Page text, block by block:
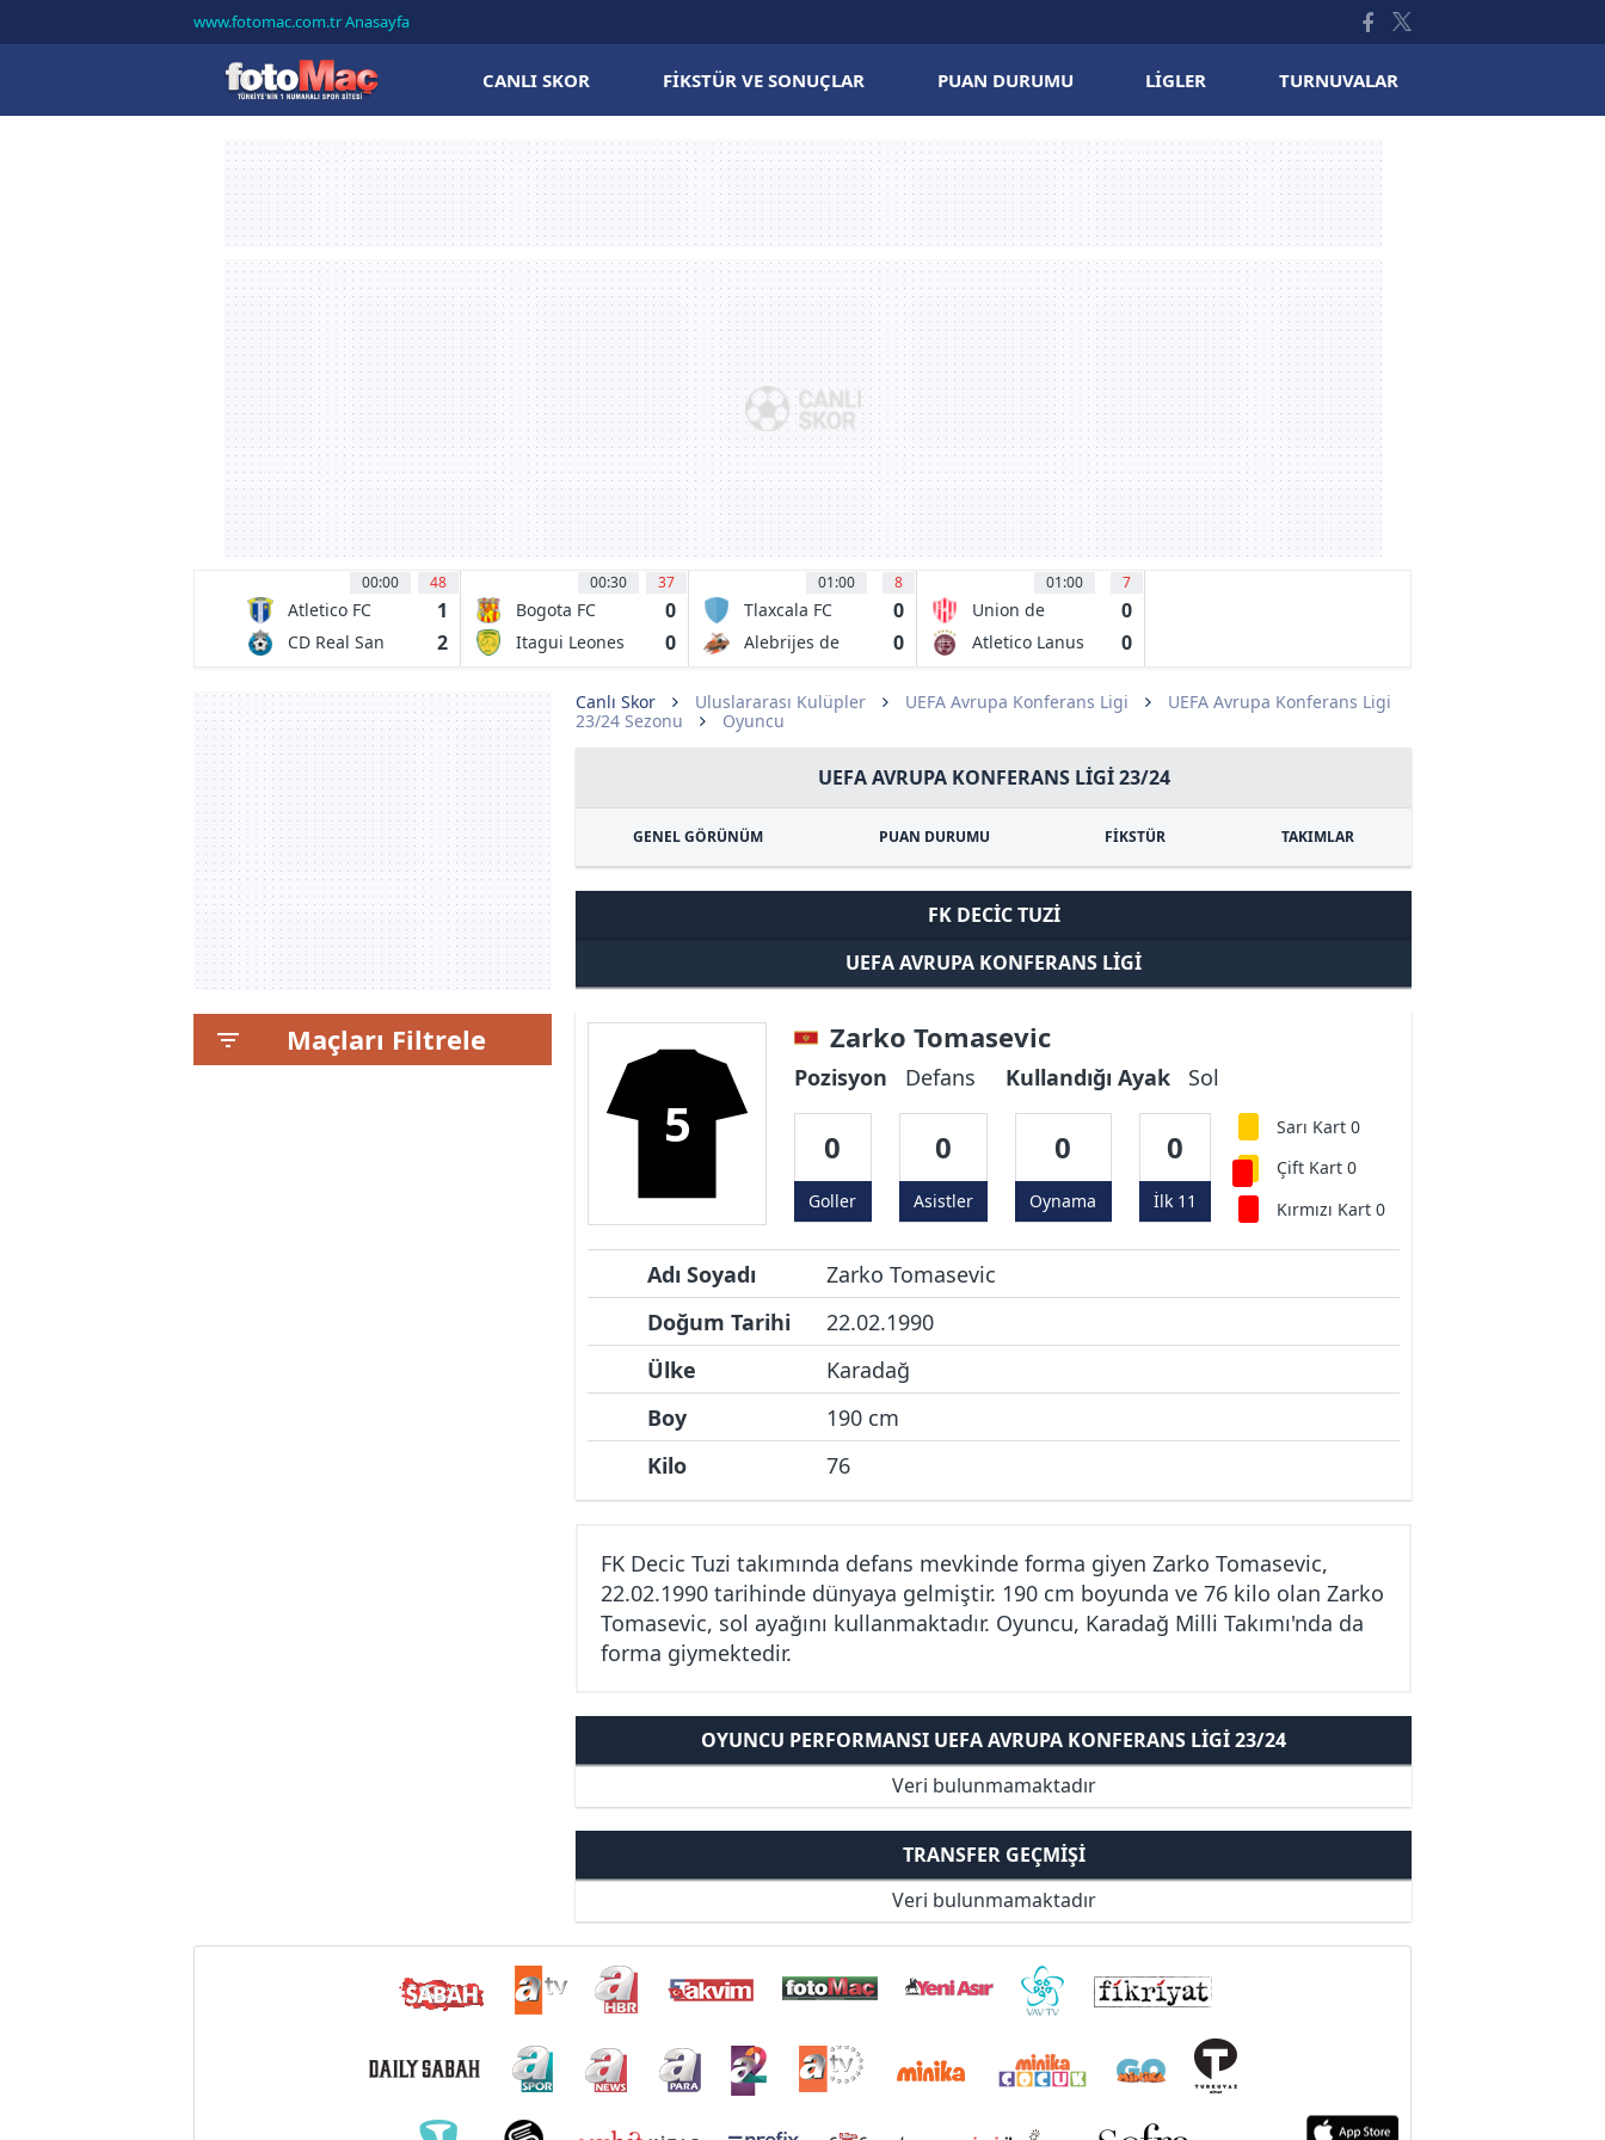
www.fotomac.com.tr Anasayfa
CANLI SKOR FIKSTÜR VE SONUÇLAR PUAN DURUMU LIGLER TURNUVALAR
00:00 48
Atletico FC 1
CD Real San
2
00:30 37
Bogota FC 0
Itagui Leones
0
01:00 8
Tlaxcala FC 0
Alebrijes de
0
01:00 7
Union de
Santa Fe
0
Atletico Lanus 0
Maçları Filtrele
Canlı Skor Uluslararası Kulüpler UEFA Avrupa Konferans Ligi
UEFA Avrupa Konferans Ligi
23/24 Sezonu
Oyuncu
UEFA AVRUPA KONFERANS LIGI 23/24
GENEL GÖRÜNÜM PUAN DURUMU FİKSTÜR TAKIMLAR
FK DECIC TUZI
UEFA AVRUPA KONFERANS LIGI
5
Zarko Tomasevic
Pozisyon Defans Kullandığı Ayak Sol
0
Goller
0
Asistler
0
Oynama
0
İlk 11
Sarı Kart 0
Çift Kart 0
Kırmızı Kart 0
Adı Soyadı
Zarko Tomasevic
Doğum Tarihi
22.02.1990
Ülke
Karadağ
Boy
190 cm
Kilo
76
FK Decic Tuzi takımında defans mevkinde forma giyen Zarko Tomasevic,
22.02.1990 tarihinde dünyaya gelmiştir. 190 cm boyunda ve 76 kilo olan Zarko
Tomasevic, sol ayağını kullanmaktadır. Oyuncu, Karadağ Milli Takımı'nda da
forma giymektedir.
OYUNCU PERFORMANSI UEFA AVRUPA KONFERANS LIGI 23/24
Veri bulunmamaktadır
TRANSFER GEÇMIŞI
Veri bulunmamaktadır